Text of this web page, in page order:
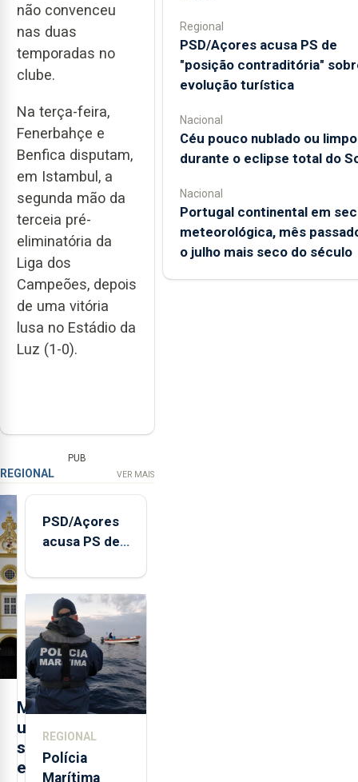
não convenceu
nas duas
temporadas no
clube.
Na terça-feira,
Fenerbahçe e
Benfica disputam,
em Istambul, a
segunda mão da
terceia pré-
eliminatória da
Liga dos
Campeões, depois
de uma vitória
lusa no Estádio da
Luz (1-0).
PUB
REGIONAL VER MAIS
M
u
s
e
PSD/Açores
acusa PS de
contraditória"
sobre
evolução
turística
REGIONAL
Polícia
Marítima
Regional
PSD/Açores acusa PS de
"posição contraditória"
evolução turística
Nacional
Céu pouco nublado ou limpo
durante o eclipse total do
Nacional
Portugal continental em
meteorológica, mês
o julho mais seco do século